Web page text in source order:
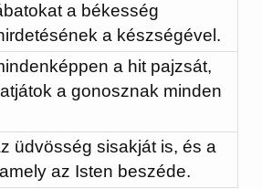
a békesség
a készségével.
a hit pajzsát,
a gonosznak minden
üdvösség sisakját is, és a
az Isten beszéde.